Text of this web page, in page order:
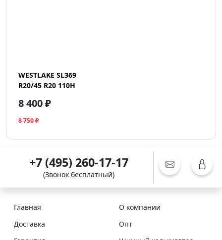
WESTLAKE SL369
R20/45 R20 110H
8 400 ₽
8 750 ₽
+7 (495) 260-17-17
(Звонок бесплатный)
Главная
О компании
Доставка
Опт